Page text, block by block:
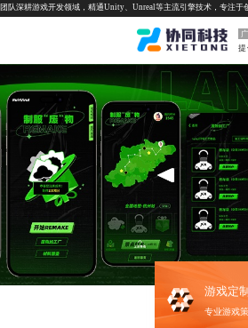
团队深耕游戏开发领域，精通Unity、Unreal等主流引擎技术，专注于
游戏定
专业游戏